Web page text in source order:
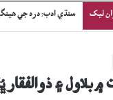
ليک خوجا شيعا اثنا عشري
بلاول ۽